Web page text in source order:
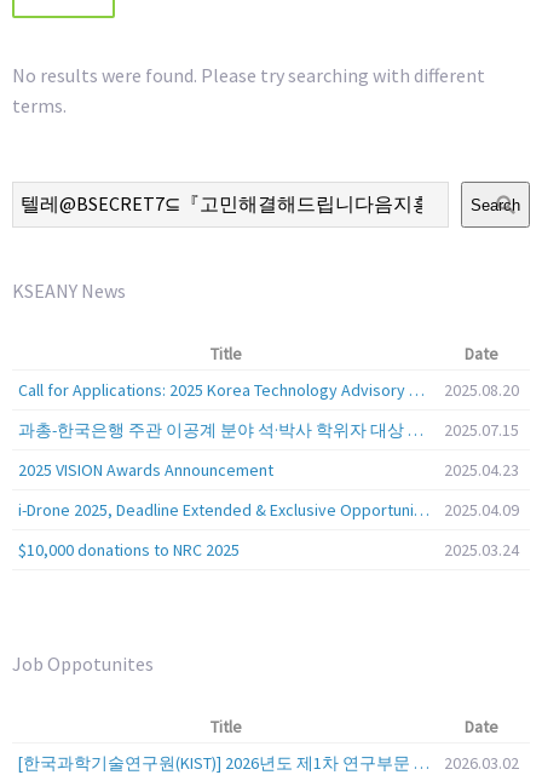
No results were found. Please try searching with different
terms.
Search
KSEANY News
Title
Date
Call for Applications: 2025 Korea Technology Advisory Group (K-TAG)
2025.08.20
과총-한국은행 주관 이공계 분야 석·박사 학위자 대상 서베이
2025.07.15
2025 VISION Awards Announcement
2025.04.23
i-Drone 2025, Deadline Extended & Exclusive Opportunity to Travel to Korea!
2025.04.09
$10,000 donations to NRC 2025
2025.03.24
Job Oppotunites
Title
Date
[한국과학기술연구원(KIST)] 2026년도 제1차 연구부문 공개채용 안내
2026.03.02